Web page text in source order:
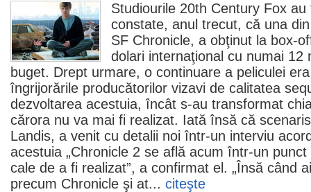
Studiourile 20th Century Fox
constate, anul trecut, că una
SF Chronicle, a obţinut la box-
dolari internaţional cu numai 12
buget. Drept urmare, o continuare a peliculei
îngrijorările producătorilor vizavi de calitatea
dezvoltarea acestuia, încât s-au transformat
cărora nu va mai fi realizat. Iată însă că
Landis, a venit cu detalii noi într-un interviu
acestuia „Chronicle 2 se află acum într-un
cale de a fi realizat”, a confirmat el. „Însă când
precum Chronicle şi at... citeşte